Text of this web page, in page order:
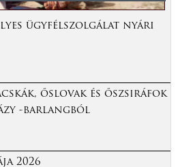
ügyfélszolgálat nyári
őslovak és őszsiráfok
-barlangból
2026